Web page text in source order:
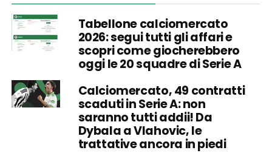
Tabellone calciomercato
2026: segui tutti gli affari e
scopri come giocherebbero
oggi le 20 squadre di Serie A
Calciomercato, 49 contratti
scaduti in Serie A: non
saranno tutti addii! Da
Dybala a Vlahovic, le
trattative ancora in piedi